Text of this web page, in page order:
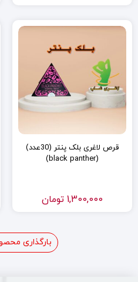
قرص لاغری بلک پنتر (30عدد)
(black panther)
1,300,000 تومان
بارگذاری